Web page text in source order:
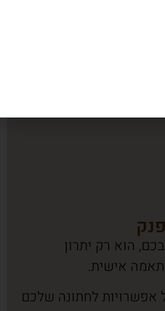
הוא רק יתרון
אישית.
לחתונה שלכם